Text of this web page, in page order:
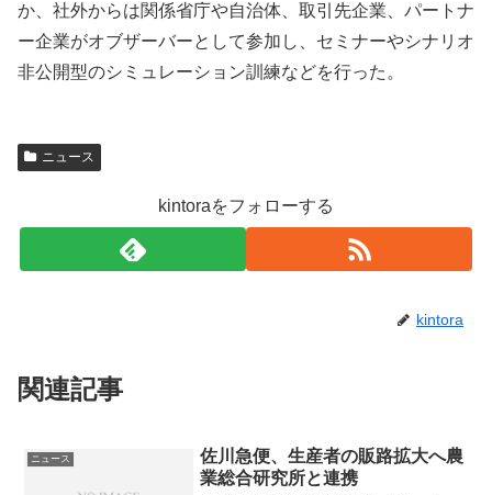
か、社外からは関係省庁や自治体、取引先企業、パートナ
ー企業がオブザーバーとして参加し、セミナーやシナリオ
非公開型のシミュレーション訓練などを行った。
ニュース
kintoraをフォローする
kintora
関連記事
ニュース
佐川急便、生産者の販路拡大へ農
業総合研究所と連携